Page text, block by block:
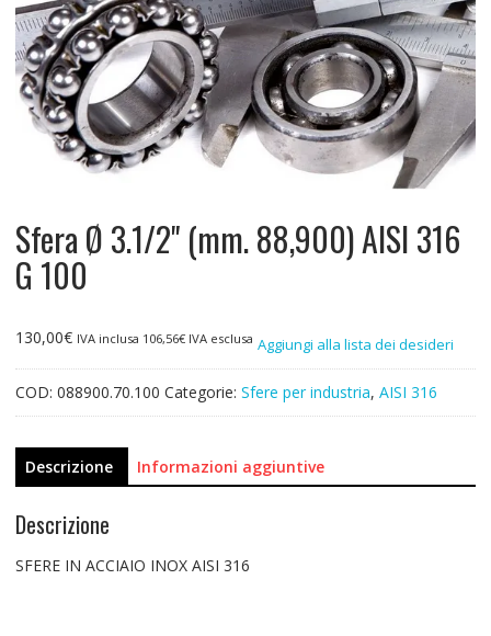
Sfera Ø 3.1/2" (mm. 88,900) AISI 316
G 100
130,00€ IVA inclusa 106,56€IVA esclusa Aggiungi alla lista dei desideri
COD: 088900.70.100 Categorie: Sfere per industria, AISI 316
Descrizione Informazioni aggiuntive
Descrizione
SFERE IN ACCIAIO INOX AISI 316